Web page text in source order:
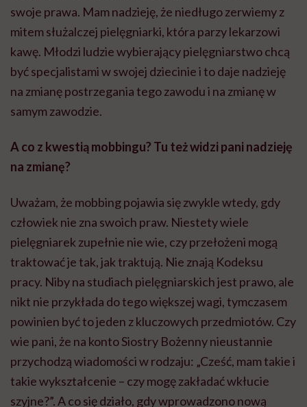
swoje prawa. Mam nadzieję, że niedługo zerwiemy z
mitem służalczej pielęgniarki, która parzy lekarzowi
kawę. Młodzi ludzie wybierający pielęgniarstwo chcą
być specjalistami w swojej dziecinie i to daje nadzieję
na zmianę postrzegania tego zawodu i na zmianę w
samym zawodzie.
A co z kwestią mobbingu? Tu też widzi pani nadzieję
na zmianę?
Uważam, że mobbing pojawia się zwykle wtedy, gdy
człowiek nie zna swoich praw. Niestety wiele
pielęgniarek zupełnie nie wie, czy przełożeni mogą
traktować je tak, jak traktują. Nie znają Kodeksu
pracy. Niby na studiach pielęgniarskich jest prawo, ale
nikt nie przykłada do tego większej wagi, tymczasem
powinien być to jeden z kluczowych przedmiotów. Czy
wie pani, że na konto Siostry Bożennynieustannie
przychodzą wiadomości w rodzaju: „Cześć, mam takie i
takie wykształcenie – czy mogę zakładać wkłucie
szyjne?”. A co się działo, gdy wprowadzono nową